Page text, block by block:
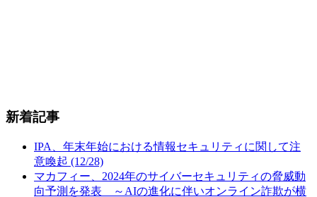
新着記事
IPA、年末年始における情報セキュリティに関して注
意喚起 (12/28)
マカフィー、2024年のサイバーセキュリティの脅威動
向予測を発表 ～AIの進化に伴いオンライン詐欺が横